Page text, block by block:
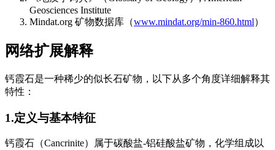
Geosciences Institute
Mindat.org 矿物数据库（www.mindat.org/min-860.html）
网络扩展解释
钙霞石是一种稀少的似长石矿物，以下从多个角度详细解释其
特性：
1.定义与基本特征
钙霞石（Cancrinite）属于碳酸盐-铝硅酸盐矿物，化学组成以